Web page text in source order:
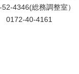
4346(総務調整室）
0172-40-4161